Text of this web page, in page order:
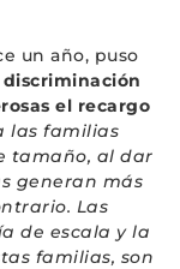
un año, puso
discriminación
el recargo
las familias
tamaño, al dar
generan más
Las
de escala y la
familias, son